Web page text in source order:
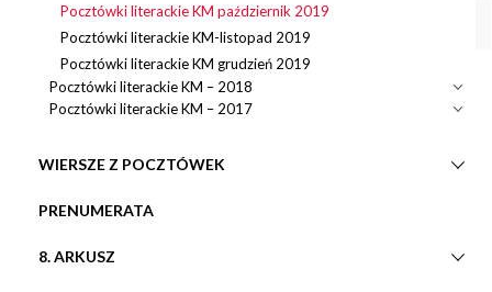
Pocztówki literackie KM październik 2019
Pocztówki literackie KM-listopad 2019
Pocztówki literackie KM grudzień 2019
Pocztówki literackie KM – 2018
Pocztówki literackie KM – 2017
WIERSZE Z POCZTÓWEK
PRENUMERATA
8. ARKUSZ